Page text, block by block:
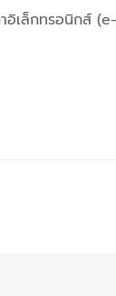
าอิเล็กทรอนิกส์